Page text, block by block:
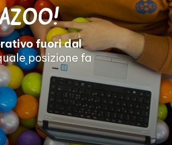
fuori dal
posizione fa